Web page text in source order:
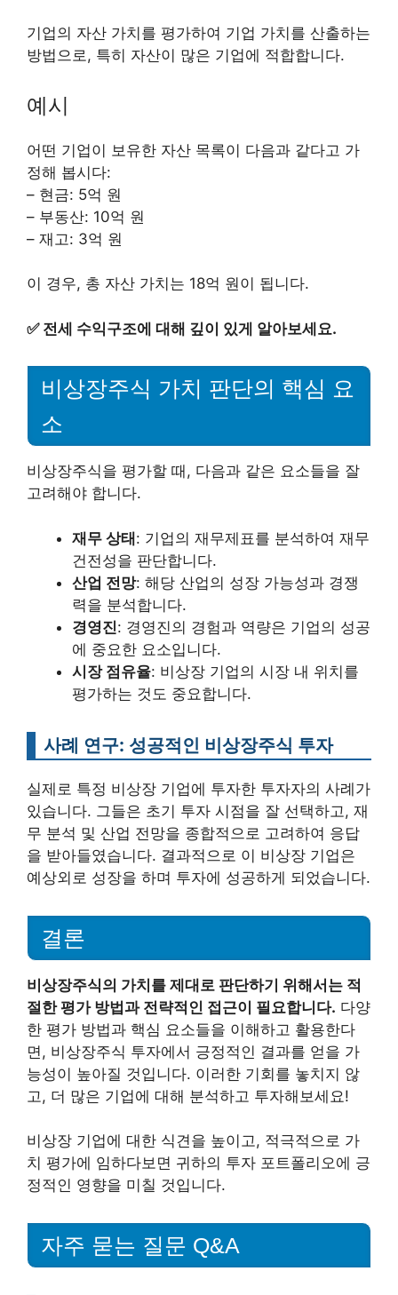
기업의 자산 가치를 평가하여 기업 가치를 산출하는
방법으로, 특히 자산이 많은 기업에 적합합니다.
예시
어떤 기업이 보유한 자산 목록이 다음과 같다고 가
정해 봅시다:
– 현금: 5억 원
– 부동산: 10억 원
– 재고: 3억 원
이 경우, 총 자산 가치는 18억 원이 됩니다.
✅ 전세 수익구조에 대해 깊이 있게 알아보세요.
비상장주식 가치 판단의 핵심 요
소
비상장주식을 평가할 때, 다음과 같은 요소들을 잘
고려해야 합니다.
재무 상태: 기업의 재무제표를 분석하여 재무
건전성을 판단합니다.
산업 전망: 해당 산업의 성장 가능성과 경쟁
력을 분석합니다.
경영진: 경영진의 경험과 역량은 기업의 성공
에 중요한 요소입니다.
시장 점유율: 비상장 기업의 시장 내 위치를
평가하는 것도 중요합니다.
사례 연구: 성공적인 비상장주식 투자
실제로 특정 비상장 기업에 투자한 투자자의 사례가
있습니다. 그들은 초기 투자 시점을 잘 선택하고, 재
무 분석 및 산업 전망을 종합적으로 고려하여 응답
을 받아들였습니다. 결과적으로 이 비상장 기업은
예상외로 성장을 하며 투자에 성공하게 되었습니다.
결론
비상장주식의 가치를 제대로 판단하기 위해서는 적
절한 평가 방법과 전략적인 접근이 필요합니다. 다양
한 평가 방법과 핵심 요소들을 이해하고 활용한다
면, 비상장주식 투자에서 긍정적인 결과를 얻을 가
능성이 높아질 것입니다. 이러한 기회를 놓치지 않
고, 더 많은 기업에 대해 분석하고 투자해보세요!
비상장 기업에 대한 식견을 높이고, 적극적으로 가
치 평가에 임하다보면 귀하의 투자 포트폴리오에 긍
정적인 영향을 미칠 것입니다.
자주 묻는 질문 Q&A